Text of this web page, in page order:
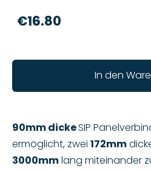
€16.80
In den
90mm dickeSIP
ermöglicht, zwei 172mm
3000mmlang miteinander